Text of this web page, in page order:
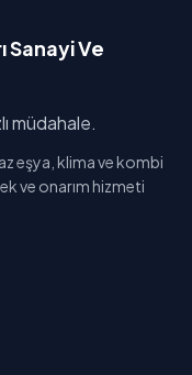
Sanayi Ve
müdahale.
eşya, klima ve kombi
ve onarım hizmeti